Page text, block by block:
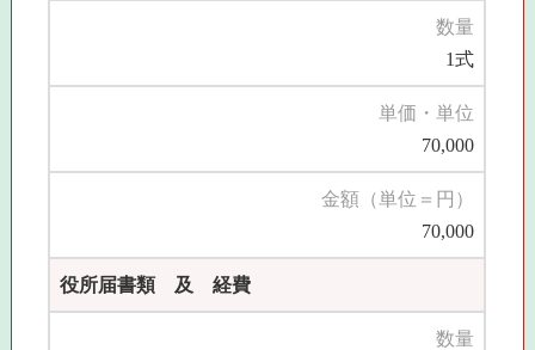
数量
1式
単価・単位
70,000
金額（単位＝円）
70,000
役所届書類 及 経費
数量